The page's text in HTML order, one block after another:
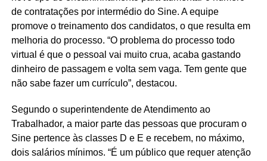
de contratações por intermédio do Sine. A equipe
promove o treinamento dos candidatos, o que resulta em
melhoria do processo. “O problema do processo todo
virtual é que o pessoal vai muito crua, acaba gastando
dinheiro de passagem e volta sem vaga. Tem gente que
não sabe fazer um currículo”, destacou.
Segundo o superintendente de Atendimento ao
Trabalhador, a maior parte das pessoas que procuram o
Sine pertence às classes D e E e recebem, no máximo,
dois salários mínimos. “É um público que requer atenção